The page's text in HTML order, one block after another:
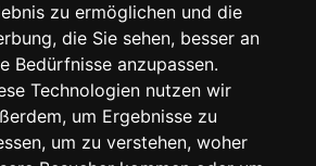
zu ermöglichen und die
die Sie sehen, besser an
Bedürfnisse anzupassen.
Technologien nutzen wir
um Ergebnisse zu
um zu verstehen, woher